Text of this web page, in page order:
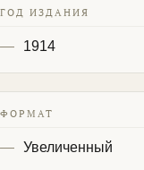
ГОД ИЗДАНИЯ
1914
ФОРМАТ
Увеличенный